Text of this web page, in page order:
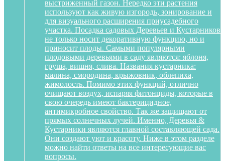
выстриженный газон. Нередко эти растения
используют как живую изгородь, зонирование и
для визуального расширения приусадебного
участка. Посадка садовых Деревьев и Кустарников
не только носит декоративную функцию, но и
приносит плоды. Самыми популярными
плодовыми деревьями в саду являются: яблоня,
груша, вишня, слива. Названия кустарника:
малина, смородина, крыжовник, облепиха,
жимолость. Помимо этих функций, отлично
очищают воздух, испаряя фитонциды, которые в
свою очередь имеют бактерицидное,
антимикробное свойство. Так же защищают от
прямых солнечных лучей. Именно, Деревья &
Кустарники являются главной составляющей сада.
Они создают уют и красоту. Ниже в этом разделе
можно найти ответы на все интересующие вас
вопросы.